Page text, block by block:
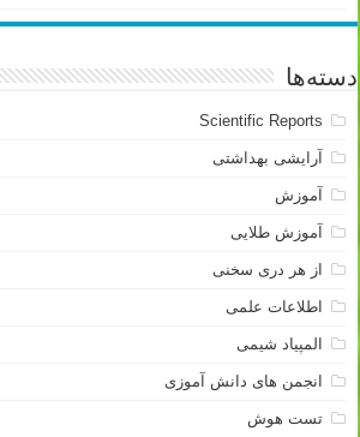
دسته‌ها
Scientific Reports
آرایشی بهداشتی
آموزش
آموزش طلایی
از هر دری سخنی
اطلاعات علمی
المپیاد شیمی
انجمن های دانش آموزی
تست هوش